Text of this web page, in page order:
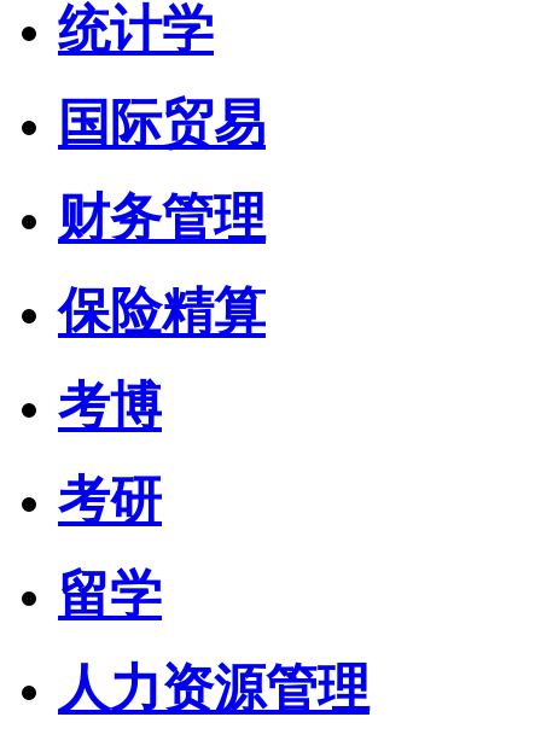
统计学
国际贸易
财务管理
保险精算
考博
考研
留学
人力资源管理